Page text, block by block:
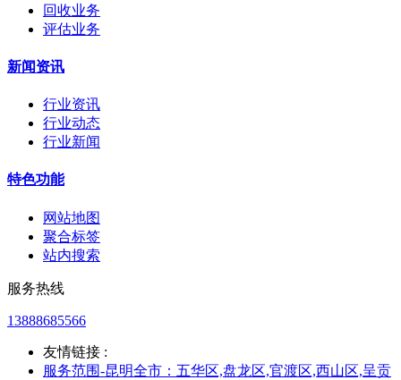
回收业务
评估业务
新闻资讯
行业资讯
行业动态
行业新闻
特色功能
网站地图
聚合标签
站内搜索
服务热线
13888685566
友情链接 :
服务范围-昆明全市：五华区,盘龙区,官渡区,西山区,呈贡